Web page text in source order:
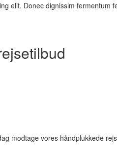
elit. Donec dignissim fermentum
modtage vores håndplukkede